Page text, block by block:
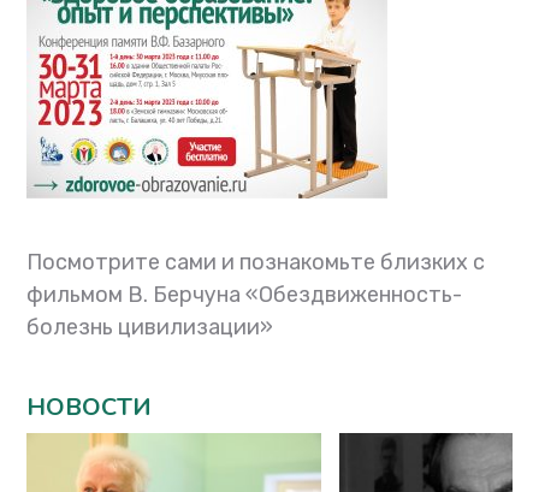
Посмотрите сами и познакомьте близких с
фильмом В. Берчуна «Обездвиженность-
болезнь цивилизации»
НОВОСТИ